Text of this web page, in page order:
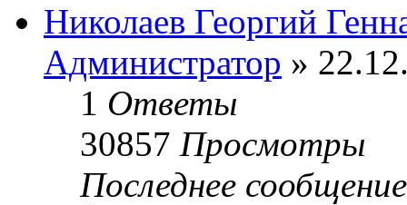
Николаев Георгий
Администратор »
1 Ответы
30857 Просмотры
Последнее